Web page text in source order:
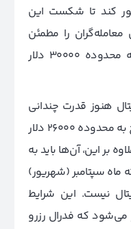
۲۸۰۰۰ دلار عبور کند تا شکست این
را مطمئن
می‌کند که بیت کوین می‌تواند به محدوده ۳۰۰۰۰ دلار
هنوز قدرت چندانی
ندارد؛ سرمایه‌گذاران باید برای اصلاح به محدوده ۲۶۰۰۰ دلار
علاوه بر این، آن‌ها باید به
سپتامبر (شهریور)
نیست. این شرایط
که فدرال رزرو